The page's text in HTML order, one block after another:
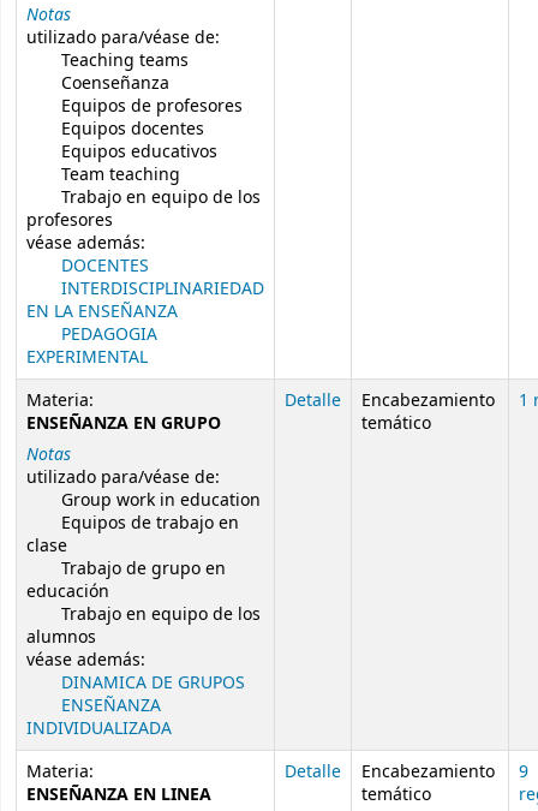
Notas
utilizado para/véase de:
Teaching teams
Coenseñanza
Equipos de profesores
Equipos docentes
Equipos educativos
Team teaching
Trabajo en equipo de los
profesores
véase además:
DOCENTES
INTERDISCIPLINARIEDAD
EN LA ENSEÑANZA
PEDAGOGIA
EXPERIMENTAL
Materia:
ENSEÑANZA EN GRUPO
Notas
utilizado para/véase de:
Group work in education
Equipos de trabajo en
clase
Trabajo de grupo en
educación
Trabajo en equipo de los
alumnos
véase además:
DINAMICA DE GRUPOS
ENSEÑANZA
INDIVIDUALIZADA
Detalle
Encabezamiento
temático
1
Materia:
ENSEÑANZA EN LINEA
Detalle
Encabezamiento
temático
9